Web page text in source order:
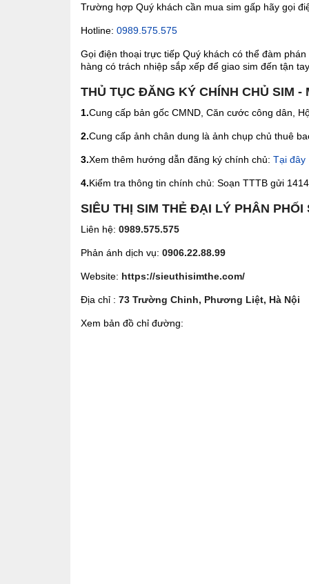
Trường hợp Quý khách cần mua sim gấp hãy gọi
Hotline: 0989.575.575
Gọi điện thoại trực tiếp Quý khách có thể đàm
hàng có trách nhiệp sắp xếp để giao sim đến tận
THỦ TỤC ĐĂNG KÝ CHÍNH CHỦ SIM -
1.Cung cấp bản gốc CMND, Căn cước công dân,
2.Cung cấp ảnh chân dung là ảnh chụp chủ thuê
3.Xem thêm hướng dẫn đăng ký chính chủ: Tại đây
4.Kiểm tra thông tin chính chủ: Soạn TTTB gửi
SIÊU THỊ SIM THẺ ĐẠI LÝ PHÂN PHỐI
Liên hệ: 0989.575.575
Phản ánh dịch vụ: 0906.22.88.99
Website: https://sieuthisimthe.com/
Địa chỉ : 73 Trường Chinh, Phương Liệt, Hà Nội
Xem bản đồ chỉ đường: